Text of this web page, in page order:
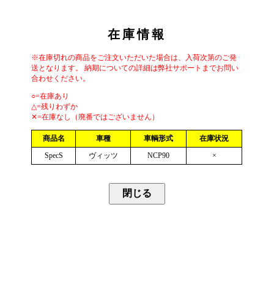
在庫情報
※在庫切れの商品をご注文いただいた場合は、入荷次第のご発
送となります。 納期についての詳細は弊社サポートまでお問い
合わせください。
○=在庫あり
△=残りわずか
✕=在庫なし（廃番ではございません）
商品名 車種 車輌形式
在庫状況
SpecS
ヴィッツ NCP90 ×